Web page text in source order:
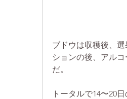
ブドウは収穫後、
ションの後、アル
だ。
トータルで14〜20